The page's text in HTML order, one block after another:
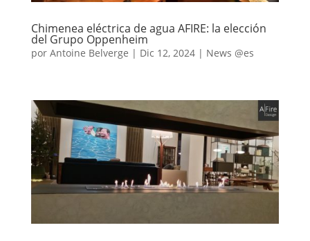
Chimenea eléctrica de agua AFIRE: la elección
del Grupo Oppenheim
por Antoine Belverge | Dic 12, 2024| News @es